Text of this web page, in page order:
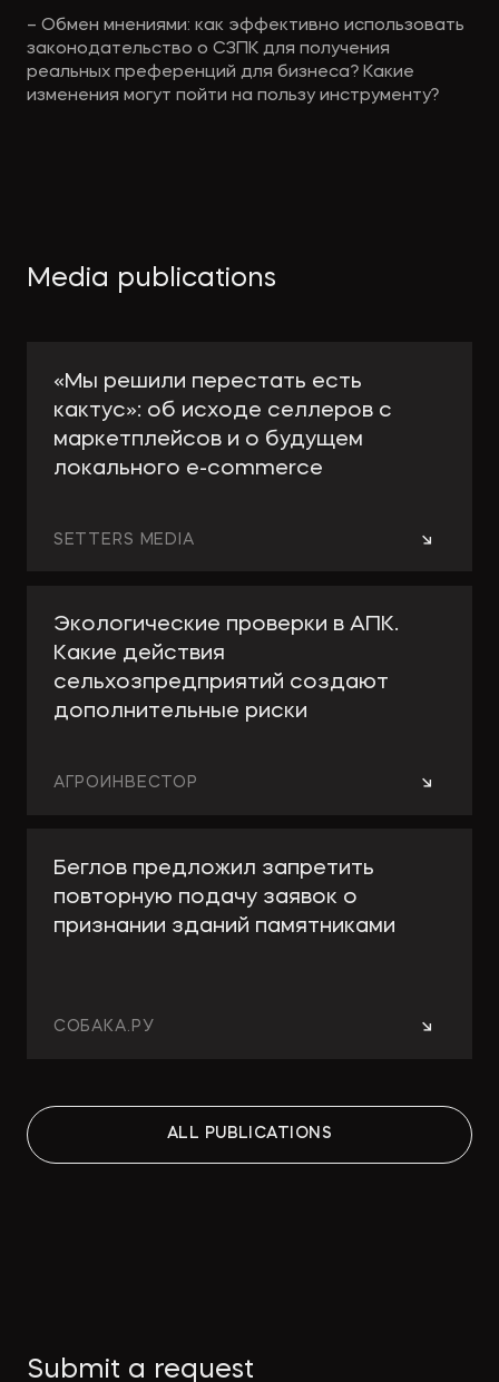
– Обмен мнениями: как эффективно использовать
законодательство о СЗПК для получения
реальных преференций для бизнеса? Какие
изменения могут пойти на пользу инструменту?
Media publications
ALL PUBLICATIONS
«Мы решили перестать есть
кактус»: об исходе селлеров с
маркетплейсов и о будущем
локального e-сommerce
→
SETTERS MEDIA
Экологические проверки в АПК.
Какие действия
сельхозпредприятий создают
дополнительные риски
→
АГРОИНВЕСТОР
Беглов предложил запретить
повторную подачу заявок о
признании зданий памятниками
→
СОБАКА.РУ
Работа над ошибками: какие
изменения принесут поправки в
КРТ для девелоперов и
Как защитить интеллектуальную
Submit a request